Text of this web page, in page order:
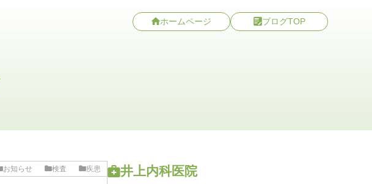
ホームページ ブログTOP
お知らせ 検査 疾患 井上内科医院